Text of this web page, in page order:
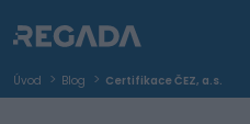
Úvod Blog Certifikace ČEZ, a.s.